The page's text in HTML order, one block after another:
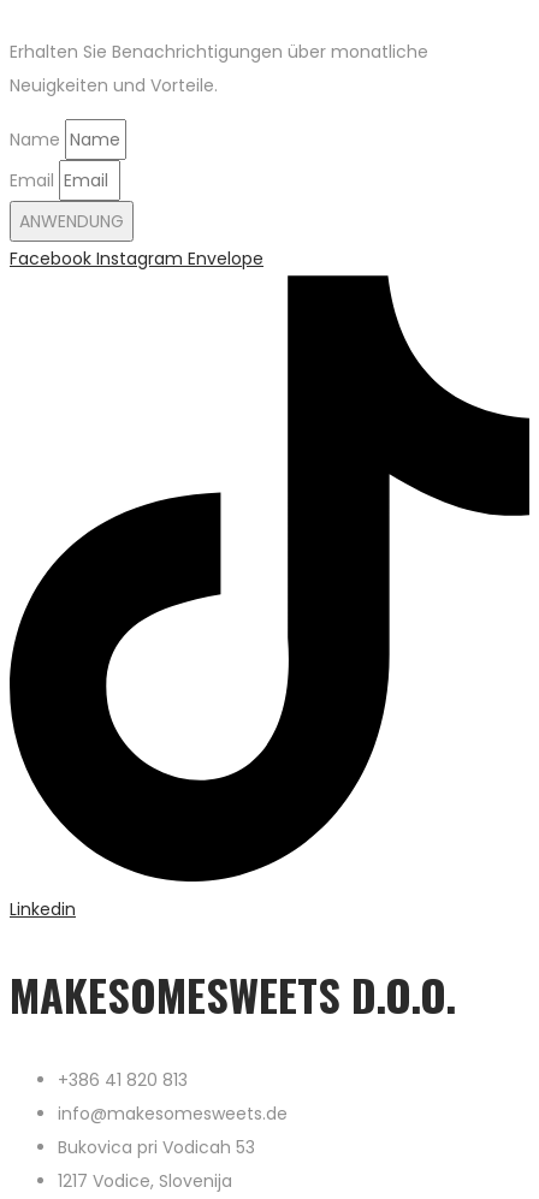
Erhalten Sie Benachrichtigungen über monatliche
Neuigkeiten und Vorteile.
Name
Email
ANWENDUNG
Facebook Instagram Envelope
Linkedin
MAKESOMESWEETS D.O.O.
+386 41 820 813
info@makesomesweets.de
Bukovica pri Vodicah 53
1217 Vodice, Slovenija